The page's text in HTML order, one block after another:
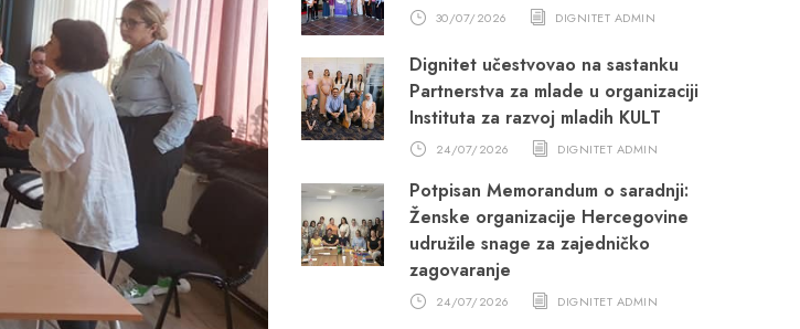
30/07/2026 DIGNITET ADMIN
Dignitet učestvovao na sastanku
Partnerstva za mlade u organizaciji
Instituta za razvoj mladih KULT
24/07/2026 DIGNITET ADMIN
Potpisan Memorandum o saradnji:
Ženske organizacije Hercegovine
udružile snage za zajedničko
zagovaranje
24/07/2026 DIGNITET ADMIN